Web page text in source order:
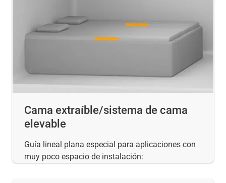
Cama extraíble/sistema de cama
elevable
Guía lineal plana especial para aplicaciones con
muy poco espacio de instalación: